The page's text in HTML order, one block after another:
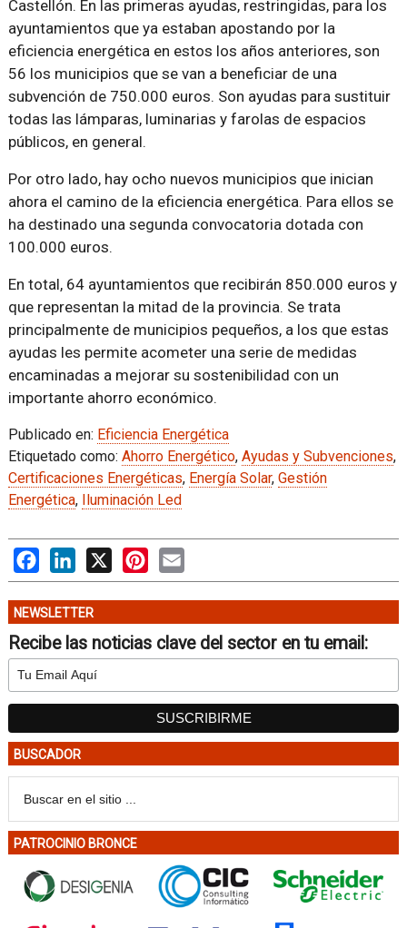
Castellón. En las primeras ayudas, restringidas, para los
ayuntamientos que ya estaban apostando por la
eficiencia energética en estos los años anteriores, son
56 los municipios que se van a beneficiar de una
subvención de 750.000 euros. Son ayudas para sustituir
todas las lámparas, luminarias y farolas de espacios
públicos, en general.
Por otro lado, hay ocho nuevos municipios que inician
ahora el camino de la eficiencia energética. Para ellos se
ha destinado una segunda convocatoria dotada con
100.000 euros.
En total, 64 ayuntamientos que recibirán 850.000 euros y
que representan la mitad de la provincia. Se trata
principalmente de municipios pequeños, a los que estas
ayudas les permite acometer una serie de medidas
encaminadas a mejorar su sostenibilidad con un
importante ahorro económico.
Publicado en: Eficiencia Energética
Etiquetado como: Ahorro Energético, Ayudas y Subvenciones,
Certificaciones Energéticas, Energía Solar, Gestión
Energética, Iluminación Led
FacebookLinkedIn
X PinterestEmail
NEWSLETTER
Recibe las noticias clave del sector en tu email:
BUSCADOR
PATROCINIO BRONCE